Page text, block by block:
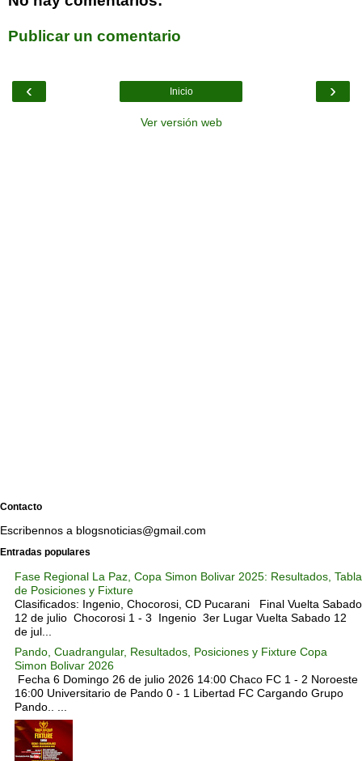
Publicar un comentario
‹ ›
Inicio
Ver versión web
Contacto
Escribennos a blogsnoticias@gmail.com
Entradas populares
Fase Regional La Paz, Copa Simon Bolivar 2025: Resultados, Tabla
de Posiciones y Fixture
Clasificados: Ingenio, Chocorosi, CD Pucarani Final Vuelta Sabado
12 de julio Chocorosi 1 - 3 Ingenio 3er Lugar Vuelta Sabado 12
de jul...
Pando, Cuadrangular, Resultados, Posiciones y Fixture Copa
Simon Bolivar 2026
Fecha 6 Domingo 26 de julio 2026 14:00 Chaco FC 1 - 2 Noroeste
16:00 Universitario de Pando 0 - 1 Libertad FC Cargando Grupo
Pando.. ...